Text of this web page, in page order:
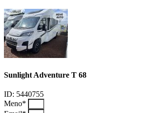
Sunlight Adventure T 68
ID: 5440755
Meno*